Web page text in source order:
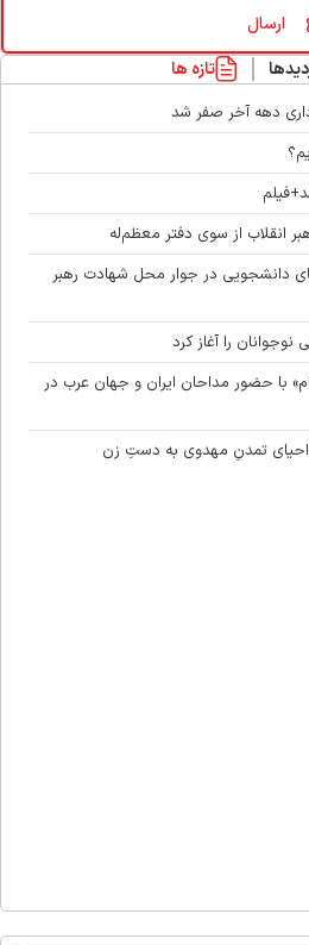
تازه ها
دهه آخر صفر شد
از سوی دفتر معظم‌له
دانشجویی در جوار محل شهادت رهبر
را آغاز کرد
با حضور مداحان ایران و جهان عرب در
احیای تمدنِ مهدوی به دستِ زن